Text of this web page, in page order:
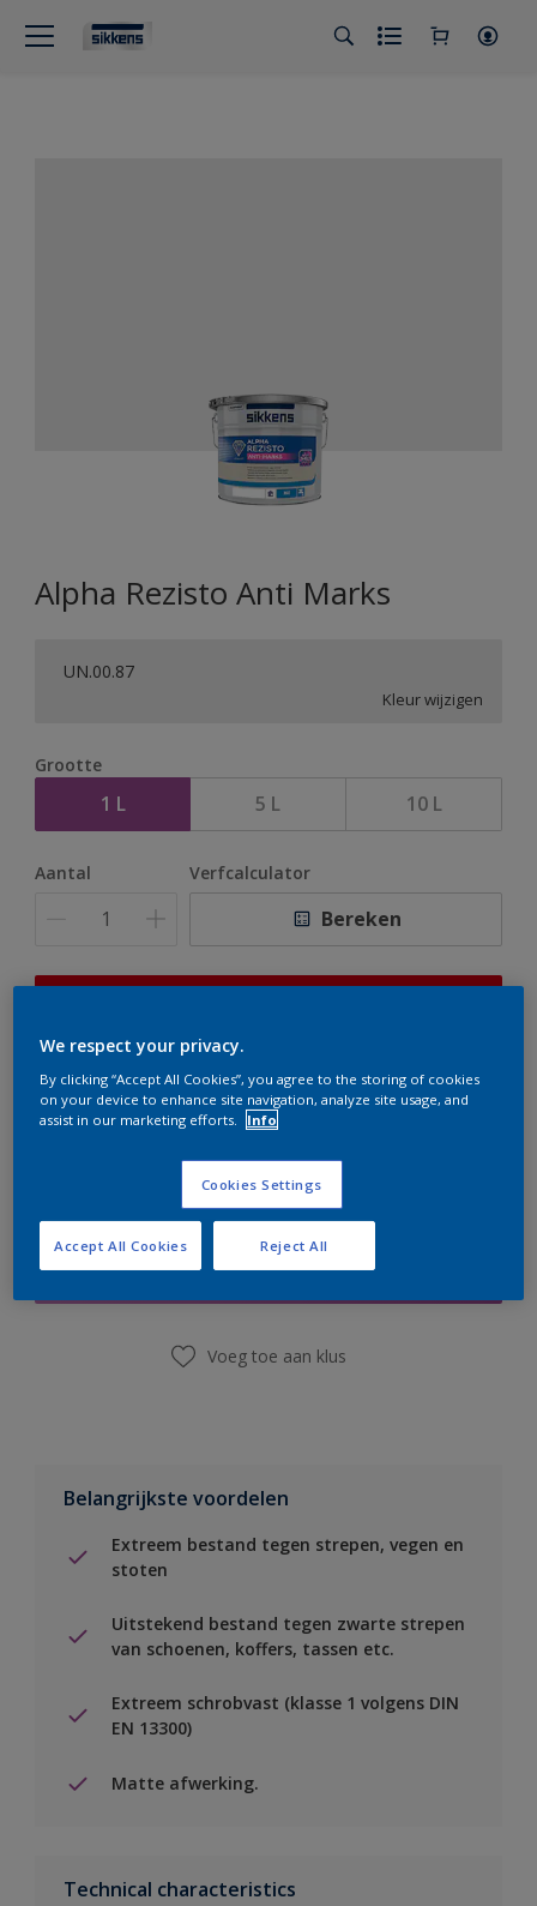
Alpha Rezisto Anti Marks
UN.00.87
Kleur wijzigen
Grootte
1 L 5 L 10 L
Aantal Verfcalculator
Bereken
er hard aan om de voorraad aan te vullen.
Boodschappenlijst
Vind een winkel
Voeg toe aan klus
Belangrijkste voordelen
Extreem bestand tegen strepen, vegen en
stoten
Uitstekend bestand tegen zwarte strepen
van schoenen, koffers, tassen etc.
Extreem schrobvast (klasse 1 volgens DIN
EN 13300)
Matte afwerking.
Technical characteristics
We respect your privacy.
By clicking “Accept All Cookies”, you agree to the storing of cookies
on your device to enhance site navigation, analyze site usage, and
assist in our marketing efforts.
Info
Cookies Settings
Reject All
Accept All Cookies